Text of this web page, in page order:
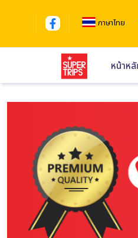
ภาษาไทย
หน้าห